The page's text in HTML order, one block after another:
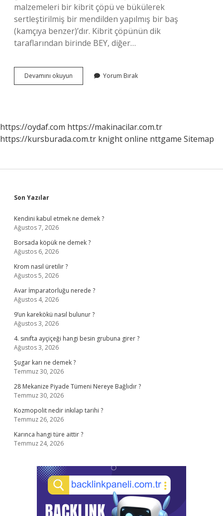
malzemeleri bir kibrit çöpü ve bükülerek
sertleştirilmiş bir mendilden yapılmış bir baş
(kamçıya benzer)’dır. Kibrit çöpünün dik
taraflarından birinde BEY, diğer…
Devamını okuyun
Oyunu
Yorum Bırak
https://oydaf.com https://makinacilar.com.tr
https://kursburada.com.tr knight online nttgame Sitemap
Sidebar
Son Yazılar
Kendini kabul etmek ne demek ?
Ağustos 7, 2026
Borsada köpük ne demek ?
Ağustos 6, 2026
Krom nasıl üretilir ?
Ağustos 5, 2026
Avar İmparatorluğu nerede ?
Ağustos 4, 2026
9’un karekökü nasıl bulunur ?
Ağustos 3, 2026
4. sınıfta ayçiçeği hangi besin grubuna girer ?
Ağustos 3, 2026
Şugar karı ne demek ?
Temmuz 30, 2026
28 Mekanize Piyade Tümeni Nereye Bağlıdır ?
Temmuz 30, 2026
Kozmopolit nedir inkılap tarihi ?
Temmuz 26, 2026
Karınca hangi türe aittir ?
Temmuz 24, 2026